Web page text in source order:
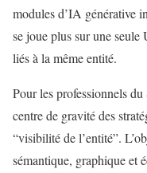
modules d’IA générative
se joue plus sur une
liés à la même entité.
Pour les professionnels
centre de gravité des
“visibilité de l’entité”.
sémantique, graphique et